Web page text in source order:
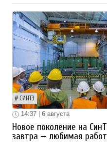
СИНТЗ
14:37 | 6 августа
Новое поколение на
завтра — любимая